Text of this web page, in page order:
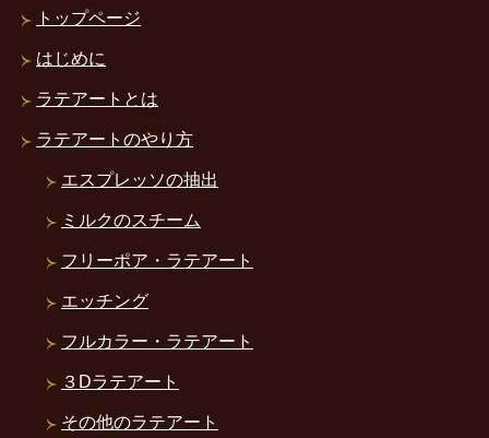
トップページ
はじめに
ラテアートとは
ラテアートのやり方
エスプレッソの抽出
ミルクのスチーム
フリーポア・ラテアート
エッチング
フルカラー・ラテアート
３Dラテアート
その他のラテアート